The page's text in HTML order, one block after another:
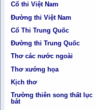
Cổ thi Việt Nam
Đường thi Việt Nam
Cổ Thi Trung Quốc
Đường thi Trung Quốc
Thơ các nước ngoài
Thơ xướng họa
Kịch thơ
Trường thiên song thất lục
bát